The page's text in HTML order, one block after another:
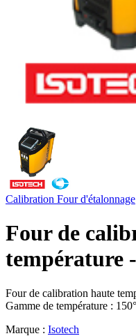
Calibration Four d'étalonnage
Four de
température
Four de calibration haute
Gamme de température :
Marque : Isotech